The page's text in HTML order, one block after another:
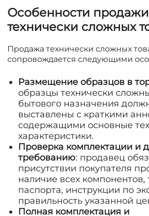
Особенности продажи
технически сложных
Продажа технически сложных
сопровождается следующими
Размещение образцов в
образцы технически
бытового назначения
выставлены с краткими
содержащими основные
характеристики.
Проверка комплектации и
требованию: продавец
присутствии покупателя
наличие всех компонентов,
паспорта, инструкции по
правильность указанной
Полная комплектация и